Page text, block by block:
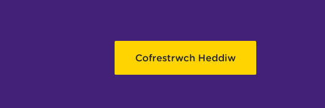
Cofrestrwch Heddiw